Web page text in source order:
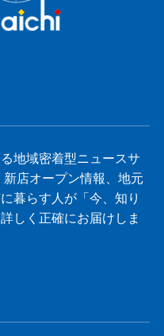
地域密着型ニュースサ
店オープン情報、地元
暮らす人が「今、知り
しく正確にお届けしま